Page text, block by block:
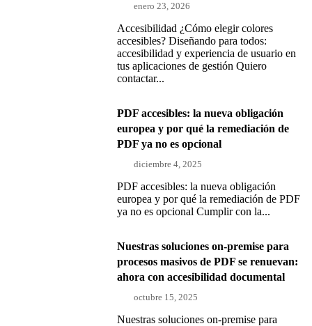
enero 23, 2026
Accesibilidad ¿Cómo elegir colores
accesibles? Diseñando para todos:
accesibilidad y experiencia de usuario en
tus aplicaciones de gestión Quiero
contactar...
PDF accesibles: la nueva obligación
europea y por qué la remediación de
PDF ya no es opcional
diciembre 4, 2025
PDF accesibles: la nueva obligación
europea y por qué la remediación de PDF
ya no es opcional Cumplir con la...
Nuestras soluciones on-premise para
procesos masivos de PDF se renuevan:
ahora con accesibilidad documental
octubre 15, 2025
Nuestras soluciones on-premise para